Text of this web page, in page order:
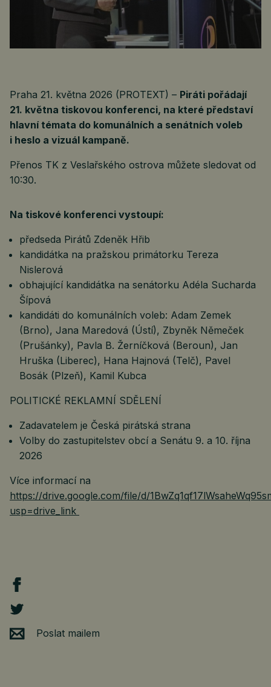
Praha 21. května 2026 (PROTEXT) – Piráti pořádají
21. května tiskovou konferenci, na které představí
hlavní témata do komunálních a senátních voleb
i heslo a vizuál kampaně.
Přenos TK z Veslařského ostrova můžete sledovat od
10:30.
Na tiskové konferenci vystoupí:
předseda Pirátů Zdeněk Hřib
kandidátka na pražskou primátorku Tereza
Nislerová
obhajující kandidátka na senátorku Adéla Sucharda
Šípová
kandidáti do komunálních voleb: Adam Zemek
(Brno), Jana Maredová (Ústí), Zbyněk Němeček
(Prušánky), Pavla B. Žerníčková (Beroun), Jan
Hruška (Liberec), Hana Hajnová (Telč), Pavel
Bosák (Plzeň), Kamil Kubca
POLITICKÉ REKLAMNÍ SDĚLENÍ
Zadavatelem je Česká pirátská strana
Volby do zastupitelstev obcí a Senátu 9. a 10. října
2026
Více informací na
https://drive.google.com/file/d/
usp=drive_link
Poslat mailem